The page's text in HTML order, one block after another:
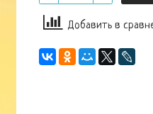
Добавить в